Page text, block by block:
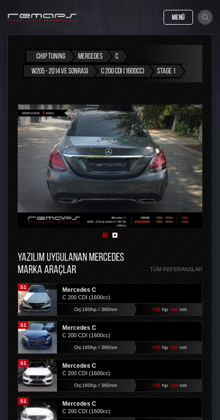
MENÜ
CHIP TUNING MERCEDES
C
W205 - 2014 VE SONRASI
C 200 CDI (1600CC) STAGE 1
YAZILIM UYGULANAN MERCEDES
MARKA ARAÇLAR
TÜM REFERANSLAR
S1 Mercedes C
C 200 CDI (1600cc)
Orj:160hp / 360nm +20 hp +40 nm
S1 Mercedes C
C 200 CDI (1600cc)
Orj:160hp / 360nm +20 hp +40 nm
S1 Mercedes C
C 200 CDI (1600cc)
Orj:160hp / 360nm +20 hp +40 nm
S1 Mercedes C
C 200 CDI (1600cc)